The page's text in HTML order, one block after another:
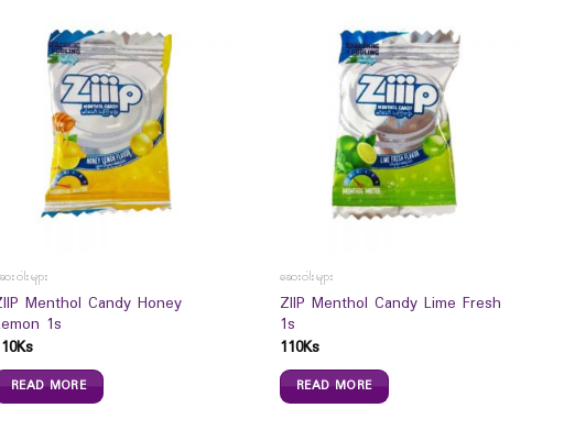
းဝါးများ
Menthol Candy Honey
1s
Ks
READ MORE
ဆေးဝါးများ
ZIIP Menthol Candy Lime Fresh
1s
110Ks
READ MORE